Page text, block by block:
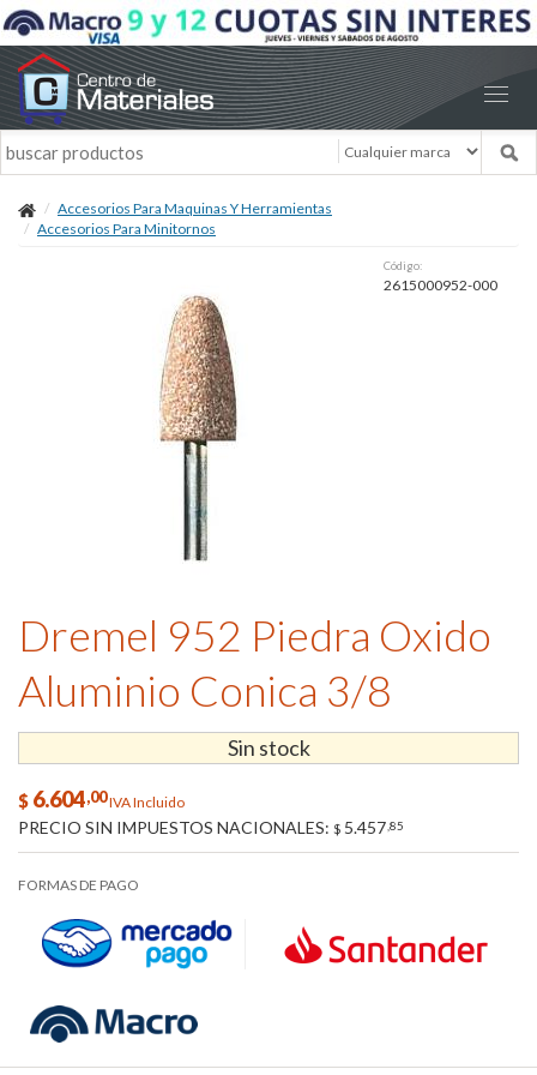
Accesorios Para Maquinas Y Herramientas
Accesorios Para Minitornos
Código:
2615000952-000
Dremel 952 Piedra Oxido
Aluminio Conica 3/8
Sin stock
$ 6.604,00IVA Incluido
PRECIO SIN IMPUESTOS NACIONALES: $ 5.457 ,85
FORMAS DE PAGO